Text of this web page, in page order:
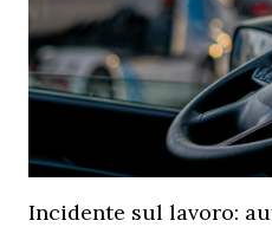
Incidente sul lavoro: